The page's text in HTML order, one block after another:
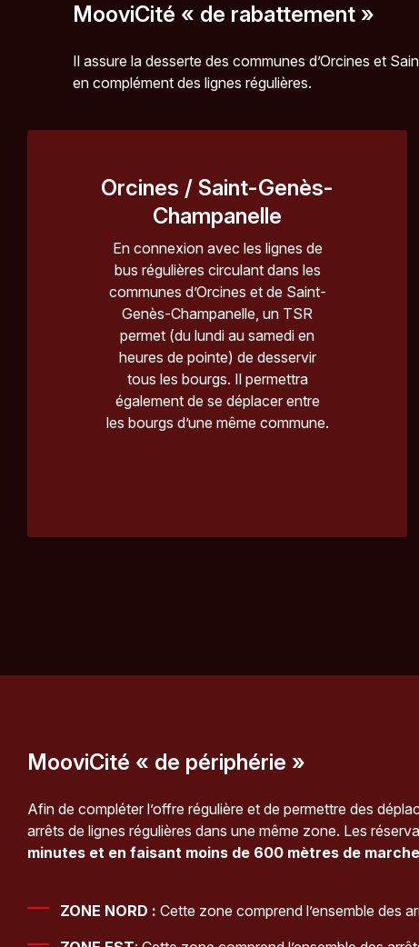
MooviCité « de rabattement »
Il assure la desserte des communes d’Orcines et
en complément des lignes régulières.
Orcines / Saint-Genès-
Champanelle
En connexion avec les lignes de
bus régulières circulant dans les
communes d’Orcines et de Saint-
Genès-Champanelle, un TSR
permet (du lundi au samedi en
heures de pointe) de desservir
tous les bourgs. Il permettra
également de se déplacer entre
les bourgs d’une même commune.
MooviCité « de périphérie »
Afin de compléter l’offre régulière et de permettre des
arrêts de lignes régulières dans une même zone. Les
minutes et en faisant moins de 600 mètres de
ZONE NORD : Cette zone comprend l’ensemble des